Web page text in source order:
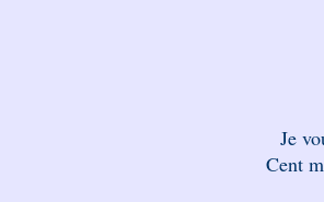
Je
Cent